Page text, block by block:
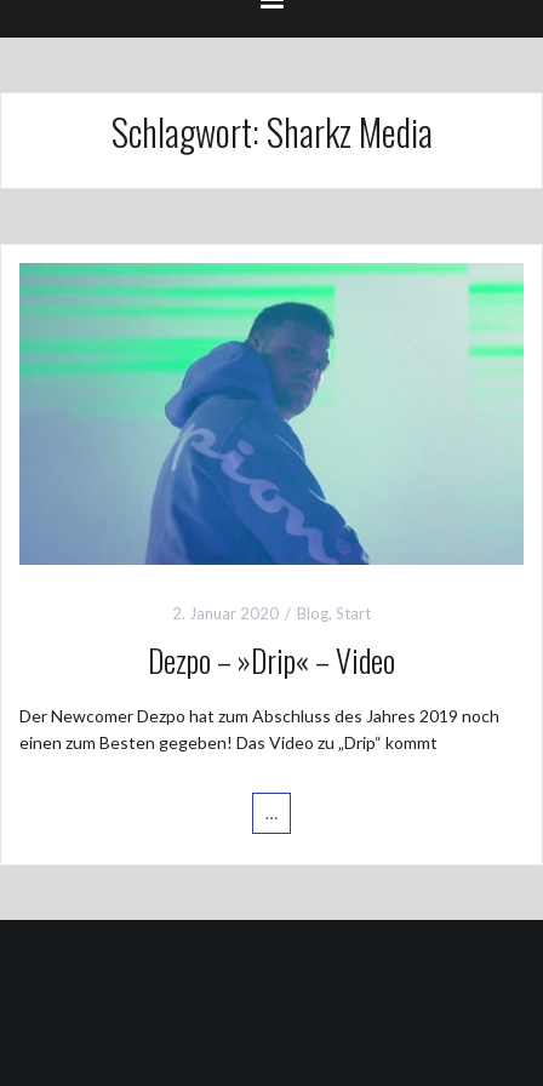
Schlagwort:Sharkz Media
2. Januar 2020 Blog, Start
Dezpo – »Drip« – Video
Der Newcomer Dezpo hat zum Abschluss des Jahres 2019 noch
einen zum Besten gegeben! Das Video zu „Drip“ kommt
…